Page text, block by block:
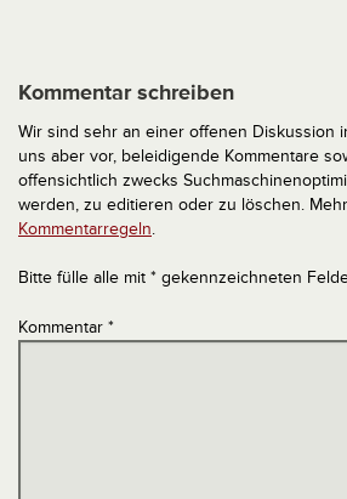
Kommentar schreiben
Wir sind sehr an einer offenen Diskussion
uns aber vor, beleidigende Kommentare
offensichtlich zwecks
werden, zu editieren oder zu löschen.
Kommentarregeln.
Bitte fülle alle mit * gekennzeichneten
Kommentar *